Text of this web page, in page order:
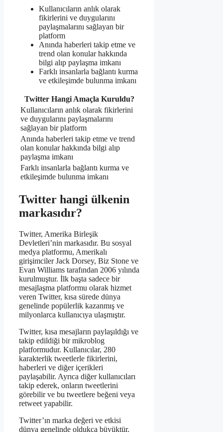
Kullanıcıların anlık olarak
fikirlerini ve duygularını
paylaşmalarını sağlayan bir
platform
Anında haberleri takip etme ve
trend olan konular hakkında
bilgi alıp paylaşma imkanı
Farklı insanlarla bağlantı kurma
ve etkileşimde bulunma imkanı
Twitter Hangi Amaçla Kuruldu?
Kullanıcıların anlık olarak fikirlerini
ve duygularını paylaşmalarını
sağlayan bir platform
Anında haberleri takip etme ve trend
olan konular hakkında bilgi alıp
paylaşma imkanı
Farklı insanlarla bağlantı kurma ve
etkileşimde bulunma imkanı
Twitter hangi ülkenin
markasıdır?
Twitter, Amerika Birleşik
Devletleri’nin markasıdır. Bu sosyal
medya platformu, Amerikalı
girişimciler Jack Dorsey, Biz Stone ve
Evan Williams tarafından 2006 yılında
kurulmuştur. İlk başta sadece bir
mesajlaşma platformu olarak hizmet
veren Twitter, kısa sürede dünya
genelinde popülerlik kazanmış ve
milyonlarca kullanıcıya ulaşmıştır.
Twitter, kısa mesajların paylaşıldığı ve
takip edildiği bir mikroblog
platformudur. Kullanıcılar, 280
karakterlik tweetlerle fikirlerini,
haberleri ve diğer içerikleri
paylaşabilir. Ayrıca diğer kullanıcıları
takip ederek, onların tweetlerini
görebilir ve bu tweetlere beğeni veya
retweet yapabilir.
Twitter’ın marka değeri ve etkisi
dünya genelinde oldukça büyüktür.